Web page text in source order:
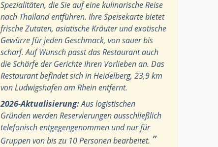
Spezialitäten, die Sie auf eine kulinarische Reise
nach Thailand entführen. Ihre Speisekarte bietet
frische Zutaten, asiatische Kräuter und exotische
Gewürze für jeden Geschmack, von sauer bis
scharf. Auf Wunsch passt das Restaurant auch
die Schärfe der Gerichte Ihren Vorlieben an. Das
Restaurant befindet sich in Heidelberg, 23,9 km
von Ludwigshafen am Rhein entfernt.
2026-Aktualisierung:Aus logistischen
Gründen werden Reservierungen ausschließlich
telefonisch entgegengenommen und nur für
Gruppen von bis zu 10 Personen bearbeitet. ”